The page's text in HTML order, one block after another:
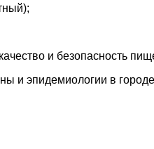
и безопасность
и эпидемиологии в